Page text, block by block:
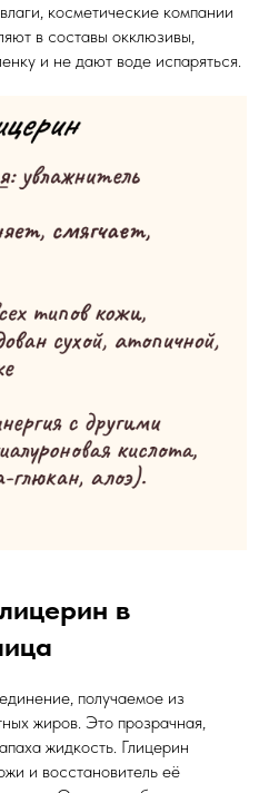
косметические компании
в составы окклюзивы,
и не дают воде испаряться.
в
получаемое из
жиров. Это прозрачная,
жидкость. Глицерин
и восстановитель её